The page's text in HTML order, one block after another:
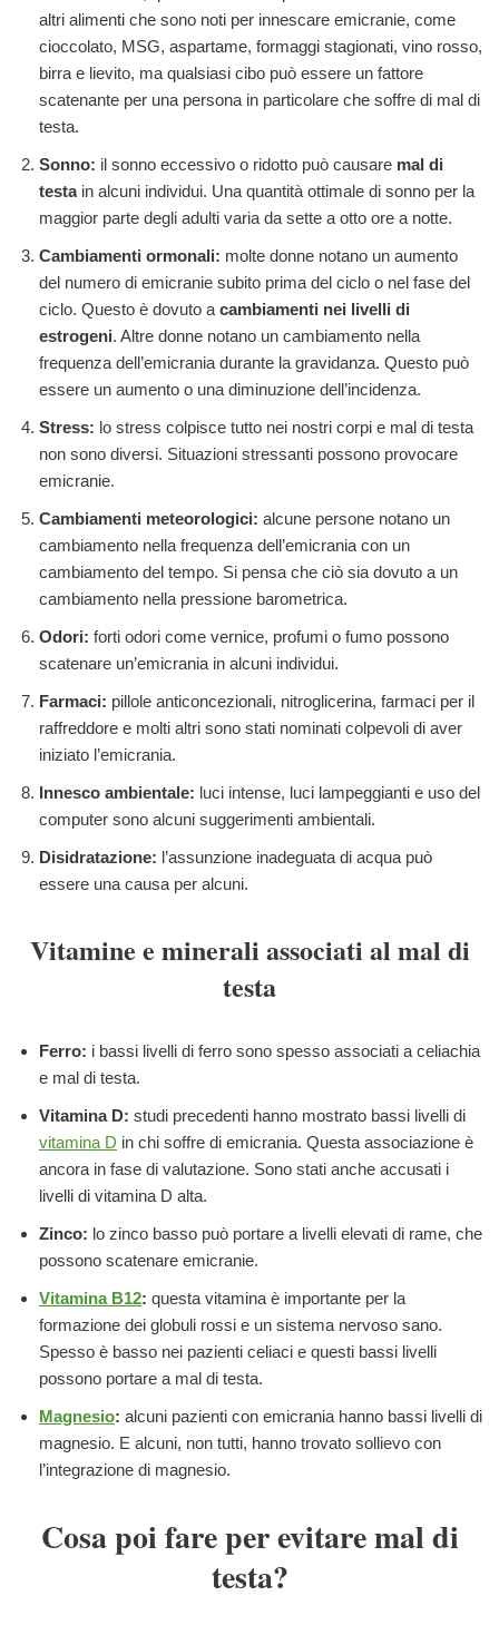
altri alimenti che sono noti per innescare emicranie, come
cioccolato, MSG, aspartame, formaggi stagionati, vino rosso,
birra e lievito, ma qualsiasi cibo può essere un fattore
scatenante per una persona in particolare che soffre di mal di
testa.
Sonno: il sonno eccessivo o ridotto può causare mal di
testa in alcuni individui. Una quantità ottimale di sonno per la
maggior parte degli adulti varia da sette a otto ore a notte.
Cambiamenti ormonali: molte donne notano un aumento
del numero di emicranie subito prima del ciclo o nel fase del
ciclo. Questo è dovuto a cambiamenti nei livelli di
estrogeni. Altre donne notano un cambiamento nella
frequenza dell’emicrania durante la gravidanza. Questo può
essere un aumento o una diminuzione dell’incidenza.
Stress: lo stress colpisce tutto nei nostri corpi e mal di testa
non sono diversi. Situazioni stressanti possono provocare
emicranie.
Cambiamenti meteorologici: alcune persone notano un
cambiamento nella frequenza dell’emicrania con un
cambiamento del tempo. Si pensa che ciò sia dovuto a un
cambiamento nella pressione barometrica.
Odori: forti odori come vernice, profumi o fumo possono
scatenare un’emicrania in alcuni individui.
Farmaci: pillole anticoncezionali, nitroglicerina, farmaci per il
raffreddore e molti altri sono stati nominati colpevoli di aver
iniziato l’emicrania.
Innesco ambientale: luci intense, luci lampeggianti e uso del
computer sono alcuni suggerimenti ambientali.
Disidratazione: l’assunzione inadeguata di acqua può
essere una causa per alcuni.
Vitamine e minerali associati al mal di
testa
Ferro: i bassi livelli di ferro sono spesso associati a celiachia
e mal di testa.
Vitamina D: studi precedenti hanno mostrato bassi livelli di
vitamina D in chi soffre di emicrania. Questa associazione è
ancora in fase di valutazione. Sono stati anche accusati i
livelli di vitamina D alta.
Zinco: lo zinco basso può portare a livelli elevati di rame, che
possono scatenare emicranie.
Vitamina B12: questa vitamina è importante per la
formazione dei globuli rossi e un sistema nervoso sano.
Spesso è basso nei pazienti celiaci e questi bassi livelli
possono portare a mal di testa.
Magnesio: alcuni pazienti con emicrania hanno bassi livelli di
magnesio. E alcuni, non tutti, hanno trovato sollievo con
l’integrazione di magnesio.
Cosa poi fare per evitare mal di
testa?